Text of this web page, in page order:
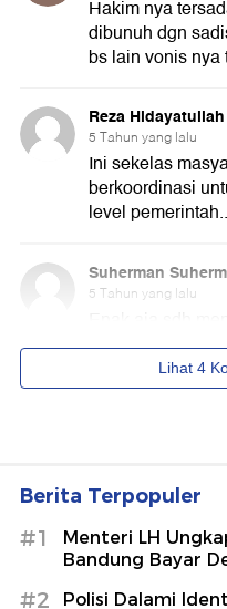
Berita Terpopuler
#1
Menteri LH
Bandung Bayar
#2
Polisi Dalami